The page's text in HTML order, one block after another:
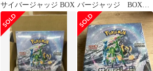
サイバージャッジ BOX バージャッジ BOX 4
箱 シュリンク付き